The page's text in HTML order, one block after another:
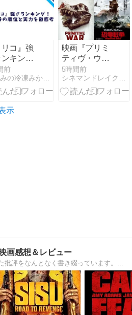
春音楽ド
魅力と
ろ
ープンラック
が神すぎた件
【5万台突
破】
リコ』強
ンキン
強キャ
徹底考察
前
たたみの冷凍みかん箱
映画『プリミ
ティヴ・ウォ
ー 恐竜戦争』
感想（ネタバ
レ）…戦争よ
5時間前
示
画感想＆レビュー